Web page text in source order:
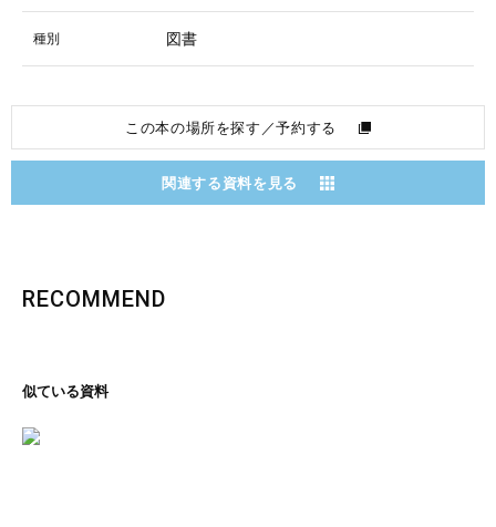
種別 図書
この本の場所を探す／予約する
関連する資料を見る
RECOMMEND
似ている資料